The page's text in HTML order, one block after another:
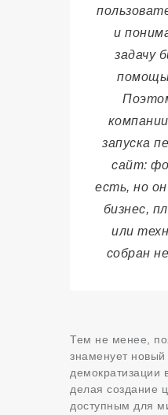
и
задачу
запуска
сайт:
есть, но
бизнес,
или
собран
Тем не менее,
знаменует новый
демократизации
делая создание
доступным для